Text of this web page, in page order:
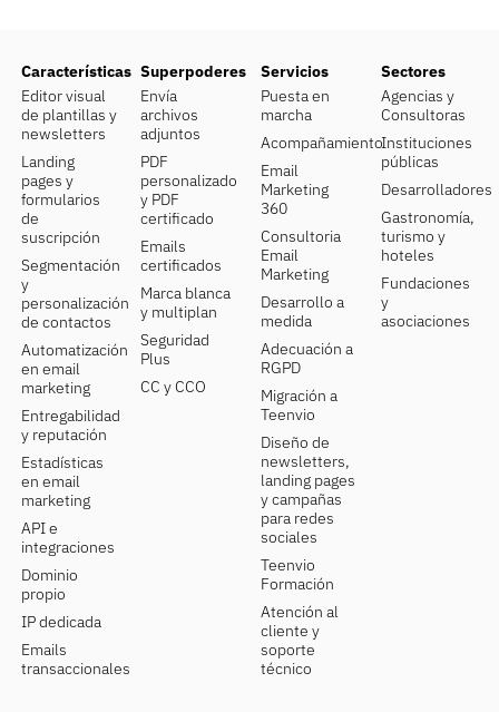
Características
Editor visual
de plantillas y
newsletters
Landing
pages y
formularios
de
suscripción
Segmentación
y
personalización
de contactos
Automatización
en email
marketing
Entregabilidad
y reputación
Estadísticas
en email
marketing
API e
integraciones
Dominio
propio
IP dedicada
Emails
transaccionales
Superpoderes
Envía
archivos
adjuntos
PDF
personalizado
y PDF
certificado
Emails
certificados
Marca blanca
y multiplan
Seguridad
Plus
CC y CCO
Servicios
Puesta en
marcha
Acompañamiento
Email
Marketing
360
Consultoria
Email
Marketing
Desarrollo a
medida
Adecuación a
RGPD
Migración a
Teenvio
Diseño de
newsletters,
landing pages
y campañas
para redes
sociales
Teenvio
Formación
Atención al
cliente y
soporte
técnico
Sectores
Agencias y
Consultoras
Instituciones
públicas
Desarrolladores
Gastronomía,
turismo y
hoteles
Fundaciones
y
asociaciones